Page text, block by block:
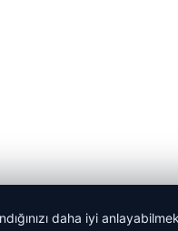
daha iyi